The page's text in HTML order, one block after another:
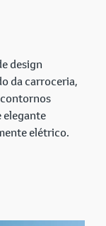
design
da carroceria,
elegante
elétrico.